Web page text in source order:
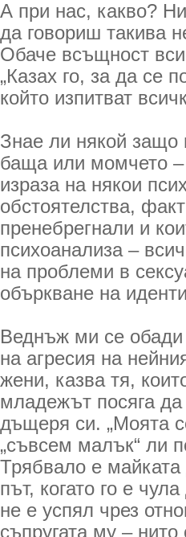
А при нас, какво?
да говориш такива
Обаче всъщност
„Казах го, за да се
който изпитват
Знае ли някой защо
баща или момчето –
израза на някои
обстоятелства,
пренебрегнали и
психоанализа –
на проблеми в
объркване на
Веднъж ми се обади
на агресия на
жени, казва тя,
младежът посяга да
дъщеря си. „Моята
„съвсем малък“ ли
Трябвало е
път, когато го е
не е успял чрез
съпругата му –